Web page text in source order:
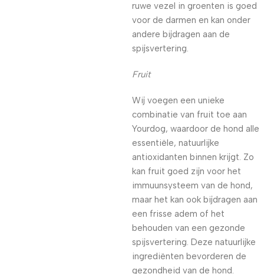
ruwe vezel in groenten is goed
voor de darmen en kan onder
andere bijdragen aan de
spijsvertering.
Fruit
Wij voegen een unieke
combinatie van fruit toe aan
Yourdog, waardoor de hond alle
essentiële, natuurlijke
antioxidanten binnen krijgt. Zo
kan fruit goed zijn voor het
immuunsysteem van de hond,
maar het kan ook bijdragen aan
een frisse adem of het
behouden van een gezonde
spijsvertering. Deze natuurlijke
ingrediënten bevorderen de
gezondheid van de hond.